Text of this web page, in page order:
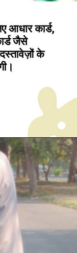
आधार कार्ड,
जैसे
के